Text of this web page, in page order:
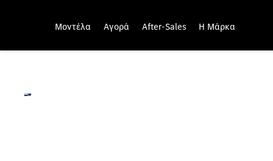
Μοντέλα Αγορά After-Sales Η Μάρκα